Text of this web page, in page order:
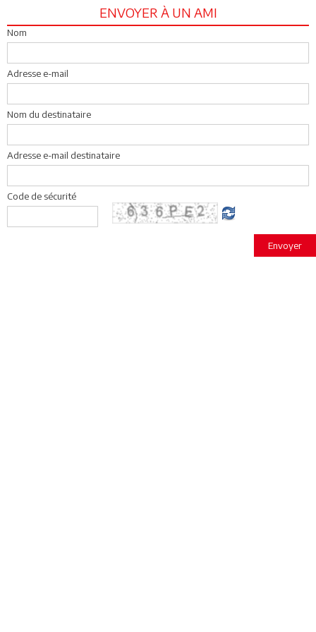
ENVOYER À UN AMI
Nom
Adresse e-mail
Nom du destinataire
Adresse e-mail destinataire
Code de sécurité
Envoyer